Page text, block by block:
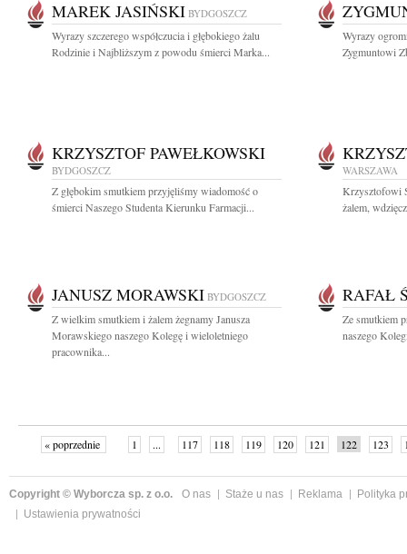
MAREK JASIŃSKI BYDGOSZCZ
Wyrazy szczerego współczucia i głębokiego żalu
Rodzinie i Najbliższym z powodu śmierci Marka...
Wyrazy
Zygmuntowi
KRZYSZTOF PAWEŁKOWSKI
BYDGOSZCZ
Z głębokim smutkiem przyjęliśmy wiadomość o
śmierci Naszego Studenta Kierunku Farmacji...
WARSZAWA
Krzysztofowi
żalem,
JANUSZ MORAWSKI BYDGOSZCZ
Z wielkim smutkiem i żalem żegnamy Janusza
Morawskiego naszego Kolegę i wieloletniego
pracownika...
RAFAŁ
Ze smutkiem
naszego
« poprzednie 1 ... 117 118 119 120 121 122 123
Copyright © Wyborcza sp. z o.o. O nas Staże u nas Reklama
Polityka
Ustawienia prywatności